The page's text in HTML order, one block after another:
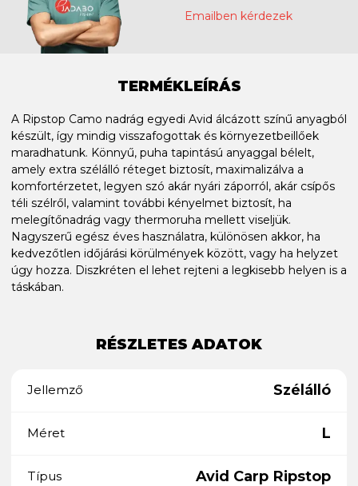
Emailben kérdezek
TERMÉKLEÍRÁS
A Ripstop Camo nadrág egyedi Avid álcázott színű anyagból
készült, így mindig visszafogottak és környezetbeillőek
maradhatunk. Könnyű, puha tapintású anyaggal bélelt,
amely extra szélálló réteget biztosít, maximalizálva a
komfortérzetet, legyen szó akár nyári záporról, akár csípős
téli szélről, valamint további kényelmet biztosít, ha
melegítőnadrág vagy thermoruha mellett viseljük.
Nagyszerű egész éves használatra, különösen akkor, ha
kedvezőtlen időjárási körülmények között, vagy ha helyzet
úgy hozza. Diszkréten el lehet rejteni a legkisebb helyen is a
táskában.
RÉSZLETES ADATOK
Jellemző Szélálló
Méret L
Típus Avid Carp Ripstop